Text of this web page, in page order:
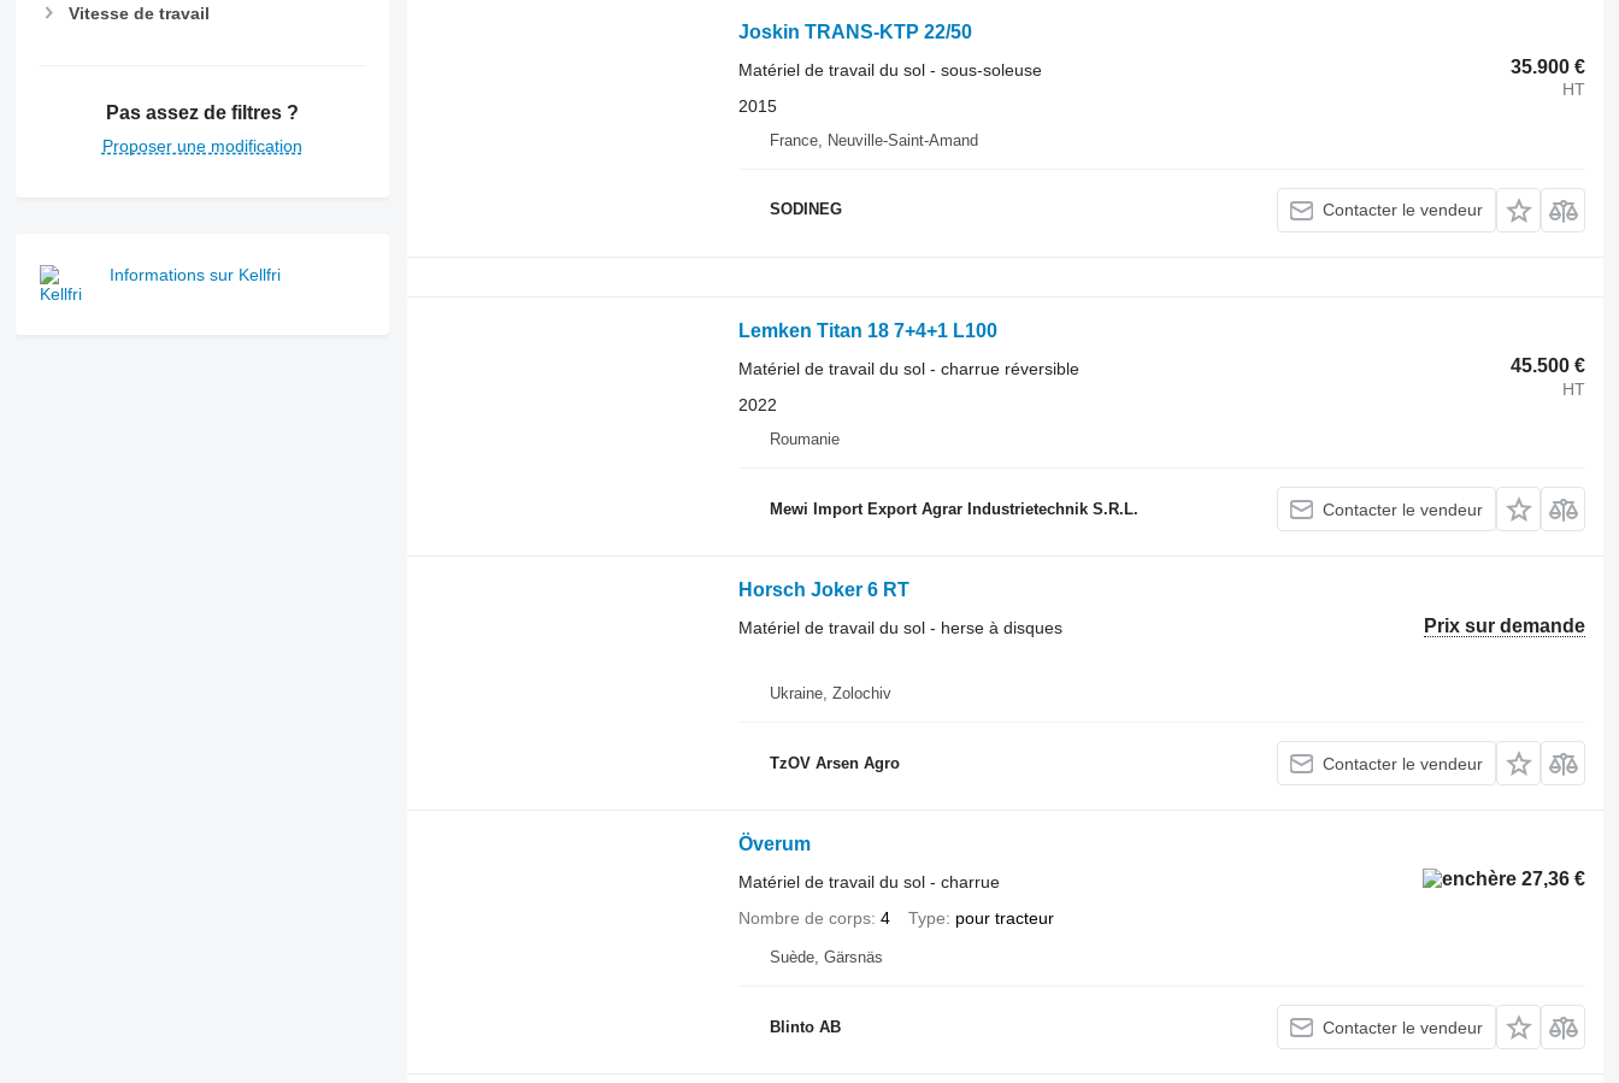
Vitesse de travail
Pas assez de filtres ?
Proposer une modification
Informations sur Kellfri
Joskin TRANS-KTP 22/50
35.900 €
HT
Matériel de travail du sol - sous-soleuse
2015
France, Neuville-Saint-Amand
SODINEG Contacter le vendeur
Lemken Titan 18 7+4+1 L100
45.500 €
HT
Matériel de travail du sol - charrue réversible
2022
Roumanie
Mewi Import Export Agrar Industrietechnik S.R.L. Contacter le vendeur
Horsch Joker 6 RT
Prix sur demande
Matériel de travail du sol - herse à disques
Ukraine, Zolochiv
TzOV Arsen Agro Contacter le vendeur
Överum
27,36 €
Matériel de travail du sol - charrue
Nombre de corps 4 Type pour tracteur
Suède, Gärsnäs
Blinto AB Contacter le vendeur